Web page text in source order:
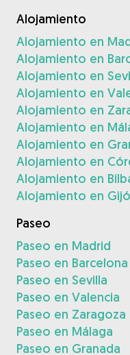
Alojamiento
Alojamiento en
Alojamiento en
Alojamiento en
Alojamiento en
Alojamiento en
Alojamiento en
Alojamiento en
Alojamiento en
Alojamiento en
Alojamiento en
Paseo
Paseo en Madrid
Paseo en Barcelona
Paseo en Sevilla
Paseo en Valencia
Paseo en Zaragoza
Paseo en Málaga
Paseo en Granada